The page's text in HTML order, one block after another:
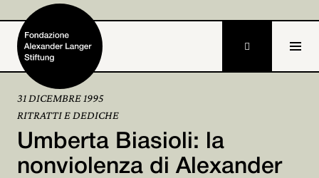
Home
Fondazione

31 DICEMBRE 1995
RITRATTI E DEDICHE
Umberta Biasioli: la
nonviolenza di Alexander